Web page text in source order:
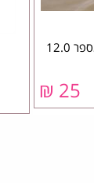
25 ₪